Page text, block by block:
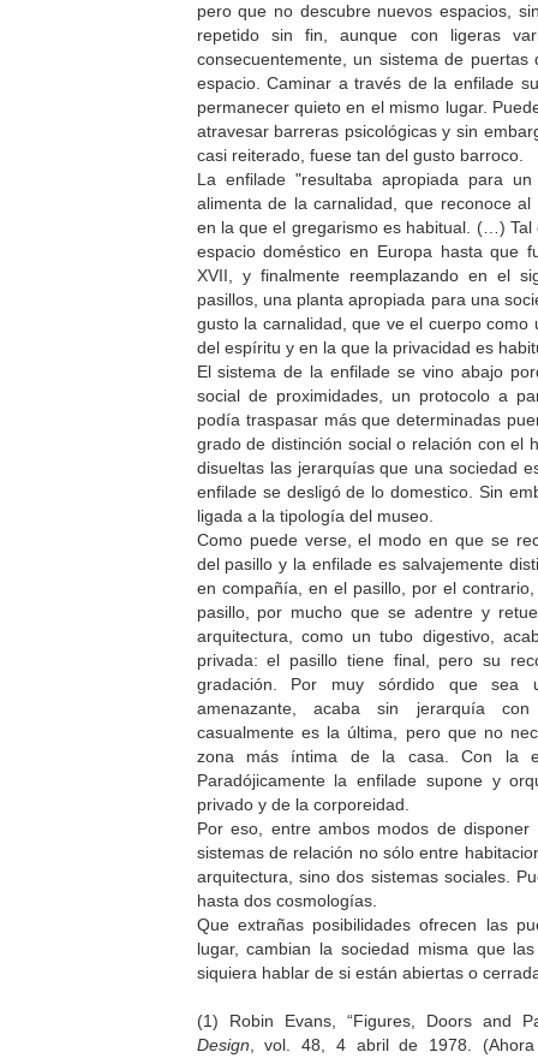
pero que no descubre nuevos espacios,
repetido sin fin, aunque con ligeras
consecuentemente, un sistema de
espacio. Caminar a través de la enfilade
permanecer quieto en el mismo lugar.
atravesar barreras psicológicas y sin
casi reiterado, fuese tan del gusto barroco.
La enfilade "resultaba apropiada para
alimenta de la carnalidad, que reconoce
en la que el gregarismo es habitual. (…) Tal
espacio doméstico en Europa hasta que
XVII, y finalmente reemplazando en el
pasillos, una planta apropiada para una
gusto la carnalidad, que ve el cuerpo como
del espíritu y en la que la privacidad es
El sistema de la enfilade se vino abajo
social de proximidades, un protocolo a
podía traspasar más que determinadas
grado de distinción social o relación con el
disueltas las jerarquías que una sociedad
enfilade se desligó de lo domestico. Sin
ligada a la tipología del museo.
Como puede verse, el modo en que se
del pasillo y la enfilade es salvajemente
en compañía, en el pasillo, por el
pasillo, por mucho que se adentre y
arquitectura, como un tubo digestivo,
privada: el pasillo tiene final, pero su
gradación. Por muy sórdido que sea
amenazante, acaba sin jerarquía
casualmente es la última, pero que no
zona más íntima de la casa. Con la
Paradójicamente la enfilade supone y
privado y de la corporeidad.
Por eso, entre ambos modos de
sistemas de relación no sólo entre
arquitectura, sino dos sistemas sociales.
hasta dos cosmologías.
Que extrañas posibilidades ofrecen las
lugar, cambian la sociedad misma que
siquiera hablar de si están abiertas o
(1) Robin Evans, “Figures, Doors and
Design, vol. 48, 4 abril de 1978. (Ahora